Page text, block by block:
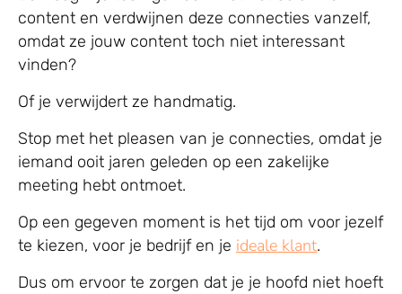
content en verdwijnen deze connecties vanzelf,
omdat ze jouw content toch niet interessant
vinden?
Of je verwijdert ze handmatig.
Stop met het pleasen van je connecties, omdat je
iemand ooit jaren geleden op een zakelijke
meeting hebt ontmoet.
Op een gegeven moment is het tijd om voor jezelf
te kiezen, voor je bedrijf en je ideale klant.
Dus om ervoor te zorgen dat je je hoofd niet hoeft